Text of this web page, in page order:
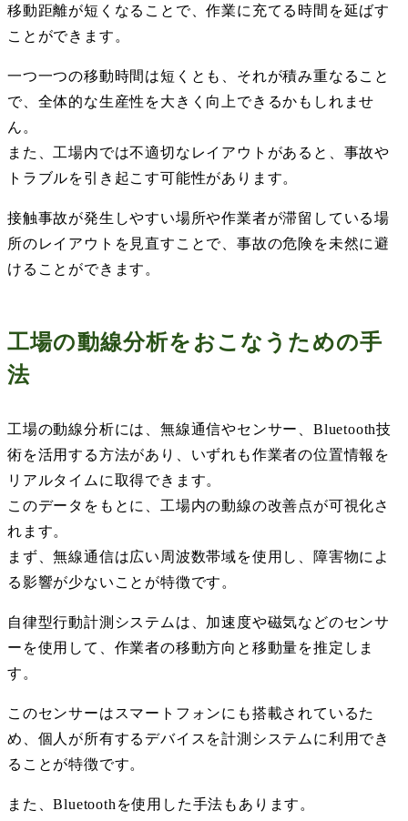
移動距離が短くなることで、作業に充てる時間を延ばす
ことができます。
一つ一つの移動時間は短くとも、それが積み重なること
で、全体的な生産性を大きく向上できるかもしれませ
ん。
また、工場内では不適切なレイアウトがあると、事故や
トラブルを引き起こす可能性があります。
接触事故が発生しやすい場所や作業者が滞留している場
所のレイアウトを見直すことで、事故の危険を未然に避
けることができます。
工場の動線分析をおこなうための手
法
工場の動線分析には、無線通信やセンサー、 Bluetooth技
術を活用する方法があり、いずれも作業者の位置情報を
リアルタイムに取得できます。
このデータをもとに、工場内の動線の改善点が可視化さ
れます。
まず、無線通信は広い周波数帯域を使用し、障害物によ
る影響が少ないことが特徴です。
自律型行動計測システムは、加速度や磁気などのセンサ
ーを使用して、作業者の移動方向と移動量を推定しま
す。
このセンサーはスマートフォンにも搭載されているた
め、個人が所有するデバイスを計測システムに利用でき
ることが特徴です。
また、Bluetooth を使用した手法もあります。